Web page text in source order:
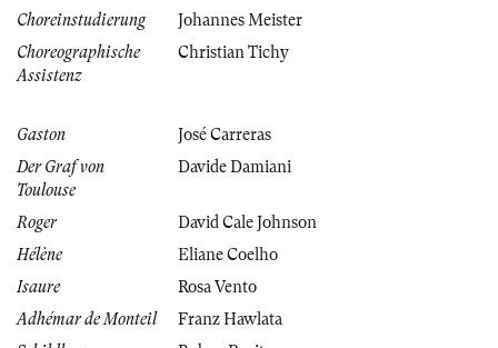
Choreinstudierung
Johannes Meister
Choreographische
Assistenz
Christian Tichy
Gaston
José Carreras
Der Graf von
Toulouse
Davide Damiani
Roger
David Cale Johnson
Hélène
Eliane Coelho
Isaure
Rosa Vento
Adhémar de Monteil
Franz Hawlata